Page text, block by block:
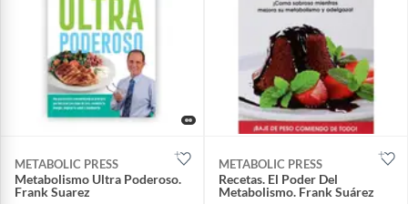
METABOLIC PRESS
Metabolismo Ultra Poderoso.
Frank Suarez
METABOLIC PRESS
Recetas. El Poder Del
Metabolismo. Frank Suárez